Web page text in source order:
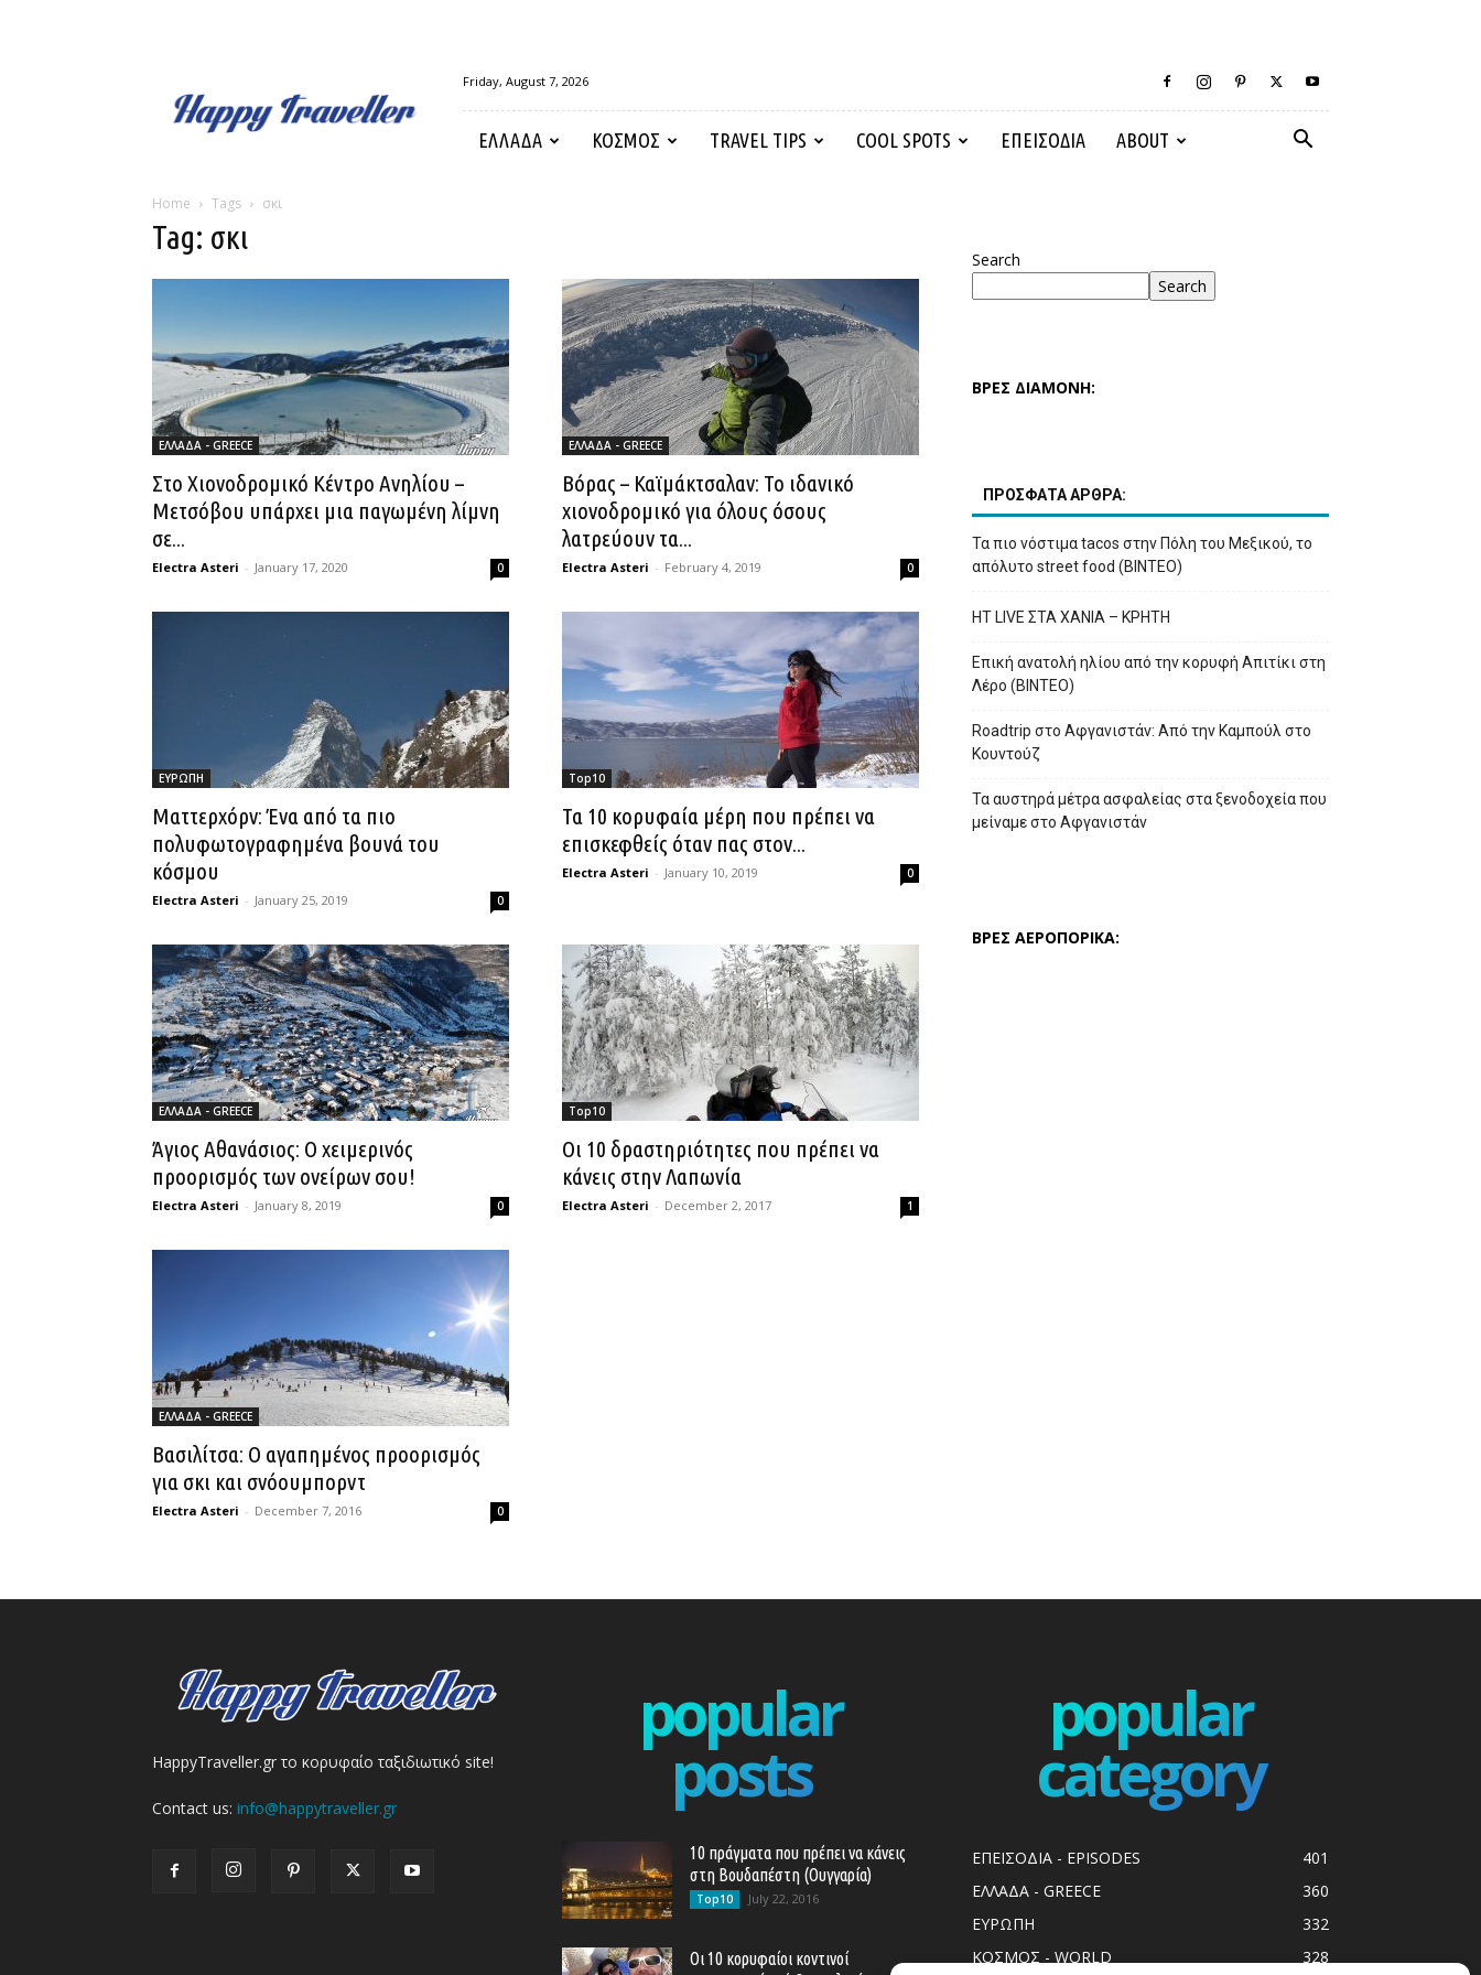
Traveller
Friday, August 7, 2026
ΕΛΛΑΔΑ ΚΟΣΜΟΣ TRAVEL TIPS COOL SPOTS ΕΠΕΙΣΟΔΙΑ ABOUT
Home Tags σκι
Tag: σκι
ΕΛΛΑΔΑ - GREECE
Στο Χιονοδρομικό Κέντρο Ανηλίου –
Μετσόβου υπάρχει μια παγωμένη λίμνη
σε...
Electra Asteri - January 17, 2020 0
ΕΛΛΑΔΑ - GREECE
Βόρας – Καϊμάκτσαλαν: Το ιδανικό
χιονοδρομικό για όλους όσους
λατρεύουν τα...
Electra Asteri - February 4, 2019 0
ΕΥΡΩΠΗ
Ματτερχόρν: Ένα από τα πιο
πολυφωτογραφημένα βουνά του
κόσμου
Electra Asteri - January 25, 2019 0
Top10
Τα 10 κορυφαία μέρη που πρέπει να
επισκεφθείς όταν πας στον...
Electra Asteri - January 10, 2019 0
ΕΛΛΑΔΑ - GREECE
Άγιος Αθανάσιος: Ο χειμερινός
προορισμός των ονείρων σου!
Electra Asteri - January 8, 2019 0
Top10
Οι 10 δραστηριότητες που πρέπει να
κάνεις στην Λαπωνία
Electra Asteri - December 2, 2017 1
ΕΛΛΑΔΑ - GREECE
Βασιλίτσα: Ο αγαπημένος προορισμός
για σκι και σνόουμπορντ
Electra Asteri - December 7, 2016 0
Search
Search
ΒΡΕΣ ΔΙΑΜΟΝΗ:
ΠΡΟΣΦΑΤΑ ΑΡΘΡΑ:
Τα πιο νόστιμα tacos στην Πόλη του Μεξικού, το
απόλυτο street food (ΒΙΝΤΕΟ)
HT LIVE ΣΤΑ ΧΑΝΙΑ – ΚΡΗΤΗ
Επική ανατολή ηλίου από την κορυφή Απιτίκι στη
Λέρο (ΒΙΝΤΕΟ)
Roadtrip στο Αφγανιστάν: Από την Καμπούλ στο
Κουντούζ
Τα αυστηρά μέτρα ασφαλείας στα ξενοδοχεία που
μείναμε στο Αφγανιστάν
ΒΡΕΣ ΑΕΡΟΠΟΡΙΚΑ:
HappyTraveller.gr το κορυφαίο ταξιδιωτικό site!
Contact us: info@happytraveller.gr
popular
posts
10 πράγματα που πρέπει να κάνεις
στη Βουδαπέστη (Ουγγαρία)
Top10 July 22, 2016
Οι 10 κορυφαίοι κοντινοί
popular
category
ΕΠΕΙΣΟΔΙΑ - EPISODES
401
ΕΛΛΑΔΑ - GREECE
360
ΕΥΡΩΠΗ
332
ΚΟΣΜΟΣ - WORLD
328